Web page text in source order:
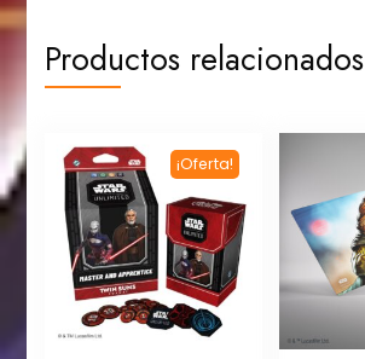
Productos relacionados
¡Oferta!